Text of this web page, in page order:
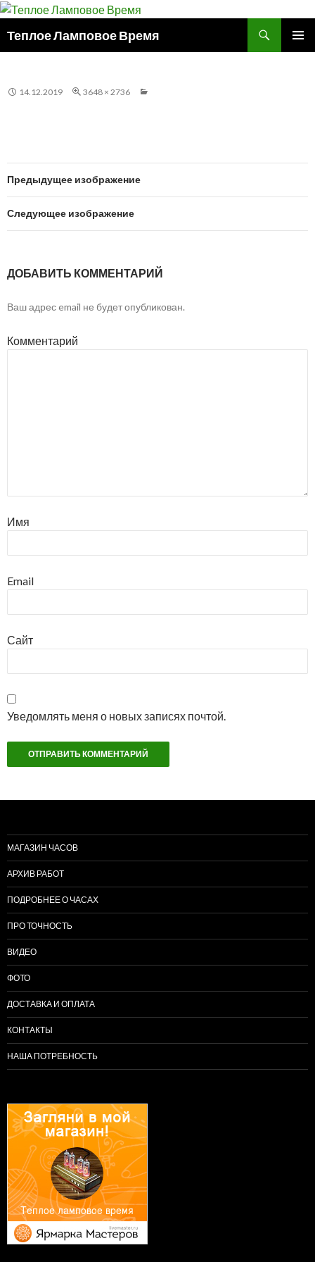
Теплое Ламповое Время
14.12.2019 3648 × 2736
Предыдущее изображение
Следующее изображение
ДОБАВИТЬ КОММЕНТАРИЙ
Ваш адрес email не будет опубликован.
Комментарий
Имя
Email
Сайт
Уведомлять меня о новых записях почтой.
МАГАЗИН ЧАСОВ
АРХИВ РАБОТ
ПОДРОБНЕЕ О ЧАСАХ
ПРО ТОЧНОСТЬ
ВИДЕО
ФОТО
ДОСТАВКА И ОПЛАТА
КОНТАКТЫ
НАША ПОТРЕБНОСТЬ